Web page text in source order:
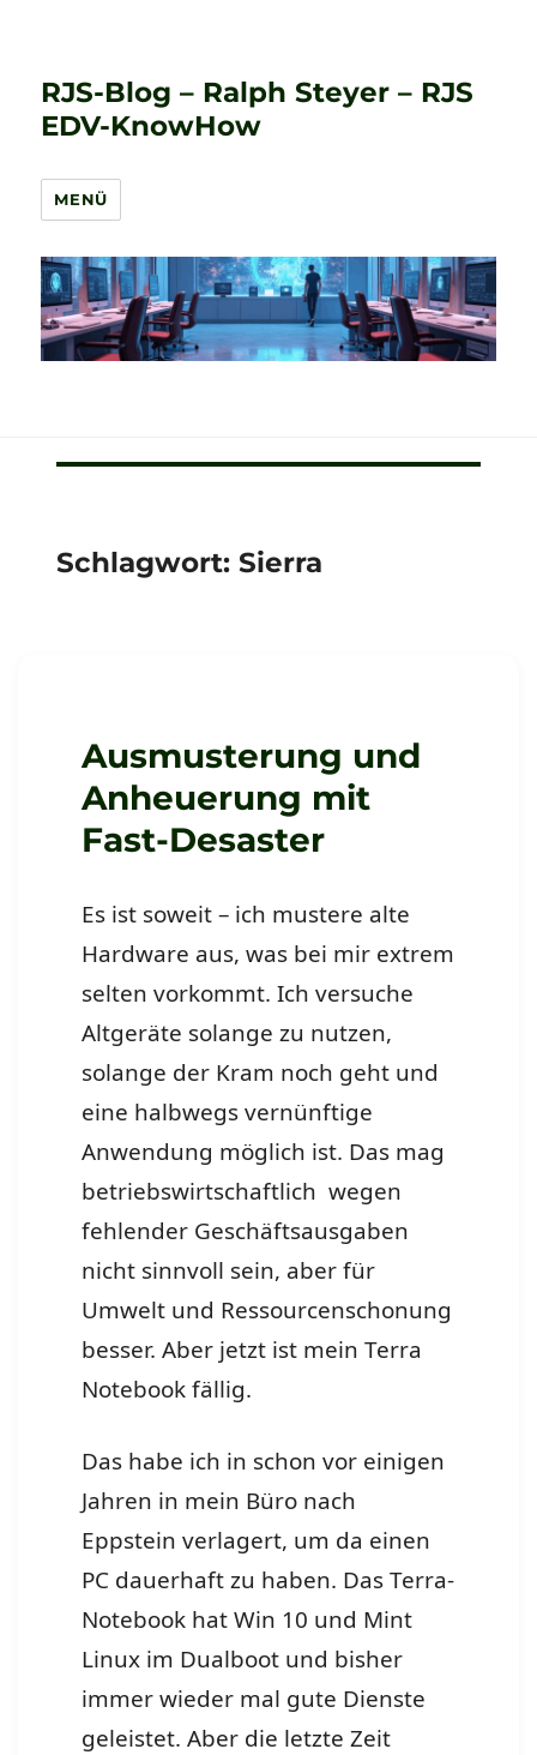
RJS-Blog – Ralph Steyer – RJS
EDV-KnowHow
MENÜ
Schlagwort:Sierra
Ausmusterung und
Anheuerung mit
Fast-Desaster
Es ist soweit – ich mustere alte
Hardware aus, was bei mir extrem
selten vorkommt. Ich versuche
Altgeräte solange zu nutzen,
solange der Kram noch geht und
eine halbwegs vernünftige
Anwendung möglich ist. Das mag
betriebswirtschaftlich wegen
fehlender Geschäftsausgaben
nicht sinnvoll sein, aber für
Umwelt und Ressourcenschonung
besser. Aber jetzt ist mein Terra
Notebook fällig.
Das habe ich in schon vor einigen
Jahren in mein Büro nach
Eppstein verlagert, um da einen
PC dauerhaft zu haben. Das Terra-
Notebook hat Win 10 und Mint
Linux im Dualboot und bisher
immer wieder mal gute Dienste
geleistet. Aber die letzte Zeit